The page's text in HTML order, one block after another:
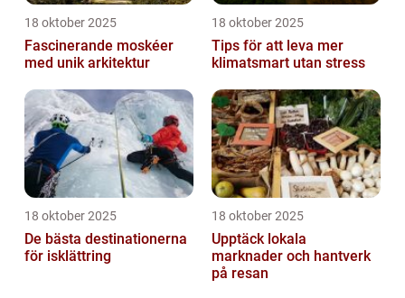
18 oktober 2025
Fascinerande moskéer
med unik arkitektur
18 oktober 2025
Tips för att leva mer
klimatsmart utan stress
18 oktober 2025
De bästa destinationerna
för isklättring
18 oktober 2025
Upptäck lokala
marknader och hantverk
på resan